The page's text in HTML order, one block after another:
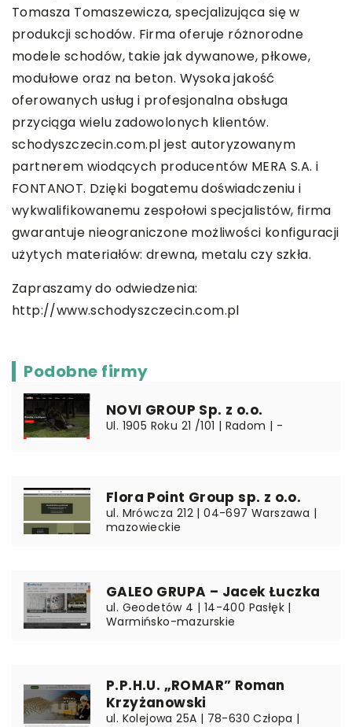
Tomasza Tomaszewicza, specjalizująca się w
produkcji schodów. Firma oferuje różnorodne
modele schodów, takie jak dywanowe, płkowe,
modułowe oraz na beton. Wysoka jakość
oferowanych usług i profesjonalna obsługa
przyciąga wielu zadowolonych klientów.
schodyszczecin.com.pl jest autoryzowanym
partnerem wiodących producentów MERA S.A. i
FONTANOT. Dzięki bogatemu doświadczeniu i
wykwalifikowanemu zespołowi specjalistów, firma
gwarantuje nieograniczone możliwości konfiguracji
użytych materiałów: drewna, metalu czy szkła.
Zapraszamy do odwiedzenia:
http://www.schodyszczecin.com.pl
Podobne firmy
NOVI GROUP Sp. z o.o.
Ul. 1905 Roku 21 /101 | Radom | -
Flora Point Group sp. z o.o.
ul. Mrówcza 212 | 04-697 Warszawa |
mazowieckie
GALEO GRUPA – Jacek Łuczka
ul. Geodetów 4 | 14-400 Pasłęk |
Warmińsko-mazurskie
P.P.H.U. „ROMAR” Roman
Krzyżanowski
ul. Kolejowa 25A | 78-630 Człopa |